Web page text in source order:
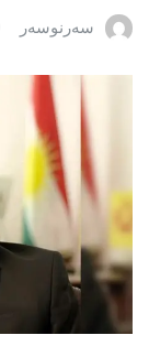
سەرنوسەر